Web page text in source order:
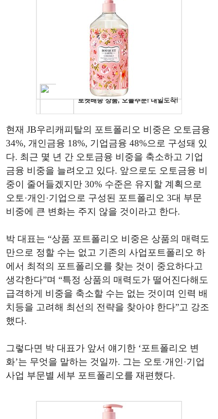
현재 JB우리캐피탈의 포트폴리오 비중은 오토금융
34%, 개인금융 18%, 기업금융 48%으로 구성돼 있
다. 최근 몇 년 간 오토금융 비중을 축소하고 기업
금융 비중을 늘려오고 있다. 앞으로도 오토금융 비
중이 줄어들겠지만 30% 수준은 유지할 계획으로
오토·개인·기업으로 구성된 포트폴리오 3대 부문
비중에 큰 변화는 주지 않을 것이라고 한다.
박 대표는 “상품 포트폴리오 비중은 상품의 매력도
만으로 정할 수는 없고 기존의 사업포트폴리오 하
에서 최적의 포트폴리오를 찾는 것이 중요하다고
생각한다”며 “특정 상품의 매력도가 떨어진다해도
급격하게 비중을 축소할 수는 없는 것이며 인력 배
치등을 고려해 최선의 전략을 찾아야 한다”고 강조
했다.
그렇다면 박 대표가 앞서 얘기한 ‘포트폴리오 변
화’는 무엇을 말하는 것일까. 그는 오토·개인·기업
사업 부문별 세부 포트폴리오를 재편했다.